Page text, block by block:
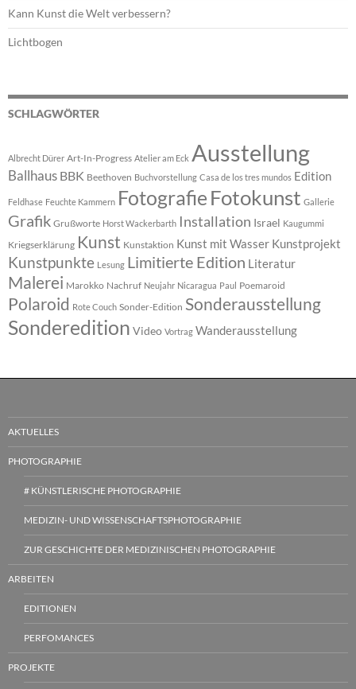
Kann Kunst die Welt verbessern?
Lichtbogen
SCHLAGWÖRTER
Albrecht Dürer Art-In-Progress Atelier am Eck Ausstellung
Ballhaus BBK Beethoven Buchvorstellung Casa de los tres mundos Edition
Feldhase Feuchte Kammern Fotografie Fotokunst Gallerie
Grafik Grußworte Horst Wackerbarth Installation Israel Kaugummi
Kriegserklärung Kunst Kunstaktion Kunst mit Wasser Kunstprojekt
Kunstpunkte Lesung Limitierte Edition Literatur
Malerei Marokko Nachruf Neujahr Nicaragua Paul Poemaroid
Polaroid Rote Couch Sonder-Edition Sonderausstellung
Sonderedition Video Vortrag Wanderausstellung
AKTUELLES
PHOTOGRAPHIE
# KÜNSTLERISCHE PHOTOGRAPHIE
MEDIZIN- UND WISSENSCHAFTSPHOTOGRAPHIE
ZUR GESCHICHTE DER MEDIZINISCHEN PHOTOGRAPHIE
ARBEITEN
EDITIONEN
PERFOMANCES
PROJEKTE